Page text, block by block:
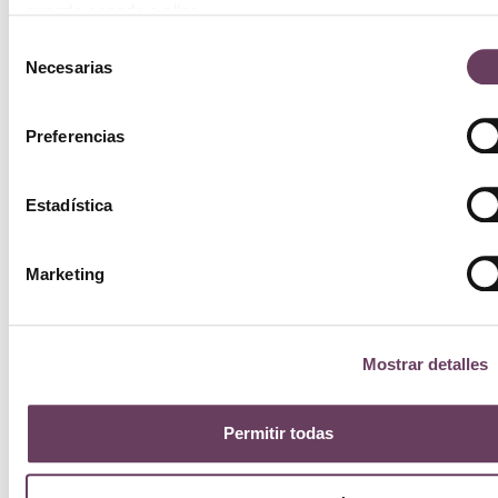
Necesarias
Preferencias
Estadística
Marketing
Mostrar detalles
Permitir todas
¡Oferta!
Valmont